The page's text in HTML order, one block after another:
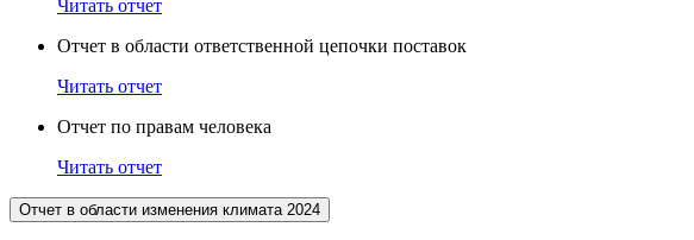
Читать отчет
Отчет в области ответственной цепочки поставок
Читать отчет
Отчет по правам человека
Читать отчет
Отчет в области изменения климата 2024